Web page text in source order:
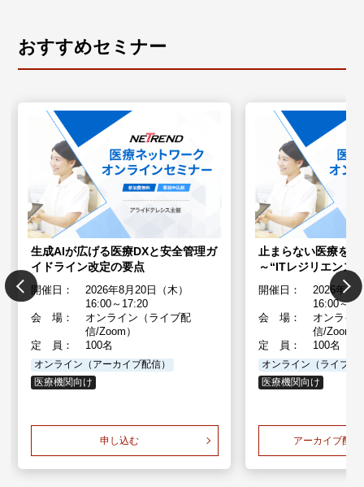
おすすめセミナー
生成AIが広げる医療DXと安全管理ガ
イドライン改定の要点
開催日：
2026年8月20日（木）
16:00～17:20
会 場：
オンライン（ライブ配
信/Zoom）
定 員：
100名
オンライン（アーカイブ配信）
医療機関向け
申し込む
止まらない医療を
～“ITレジリエンス
開催日：
2026年3
16:00～
会 場：
オンライ
信/Zoom）
定 員：
100名
オンライン（ライブ配
医療機関向け
アーカイブ配